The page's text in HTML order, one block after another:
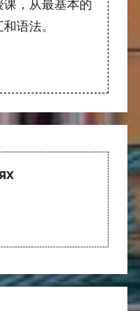
，从最基本的
语法。